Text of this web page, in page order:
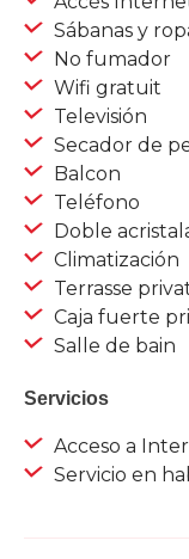
Sábanas y
No fumador
Wifi gratuit
Televisión
Secador de
Balcon
Teléfono
Doble
Climatización
Terrasse
Caja fuerte
Salle de bain
Servicios
Acceso a
Servicio en